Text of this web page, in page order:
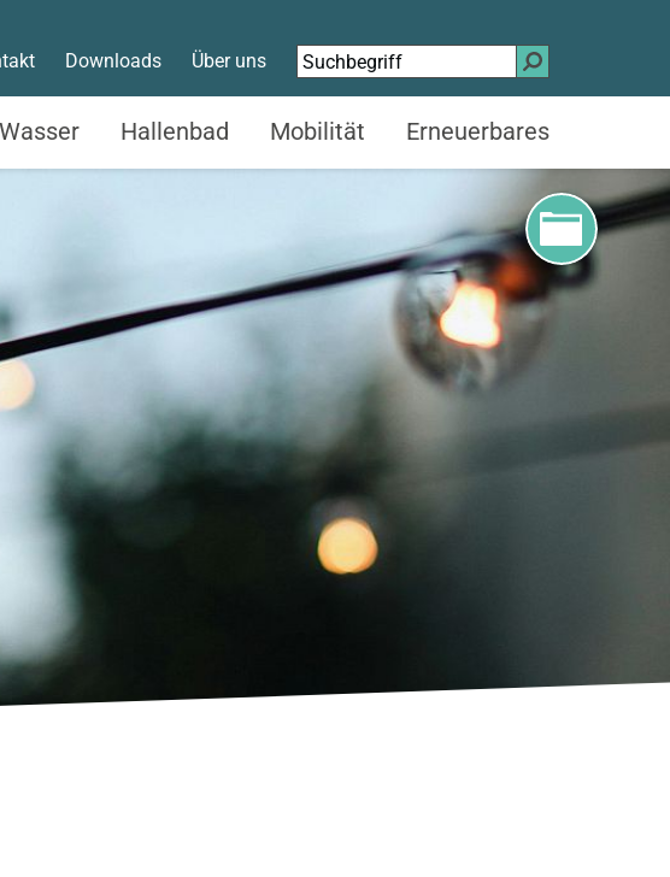
Downloads Über uns
Suchen
nach:
Wasser Hallenbad Mobilität Erneuerbares